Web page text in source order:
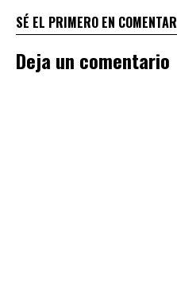
SÉ EL PRIMERO EN COMENTAR
Deja un comentario